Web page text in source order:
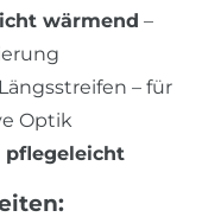
wärmend –
– für
Optik
pflegeleicht